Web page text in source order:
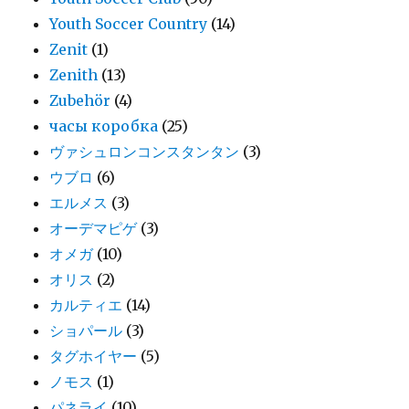
Youth Soccer Country (14)
Zenit (1)
Zenith (13)
Zubehör (4)
часы коробка (25)
ヴァシュロンコンスタンタン (3)
ウブロ (6)
エルメス (3)
オーデマピゲ (3)
オメガ (10)
オリス (2)
カルティエ (14)
ショパール (3)
タグホイヤー (5)
ノモス (1)